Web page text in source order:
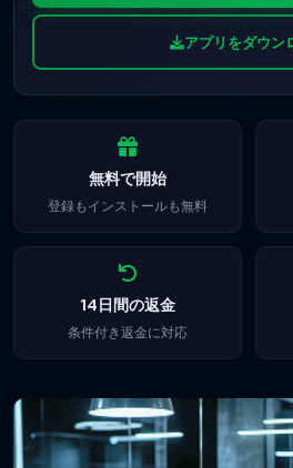
アプリをダウン
無料で開始
登録もインストールも無料
14日間の返金
条件付き返金に対応